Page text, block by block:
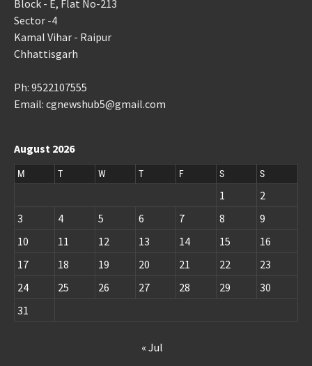
Block - E, Flat No-213
Sector -4
Kamal Vihar - Raipur
Chhattisgarh
Ph: 9522107555
Email: cgnewshub5@gmail.com
August 2026
M T W T F S S
1
2
3
4 5 6 7 8
9
10
11 12 13 14 15
16
17
18 19 20 21 22
23
24
25 26 27 28 29
30
31
« Jul